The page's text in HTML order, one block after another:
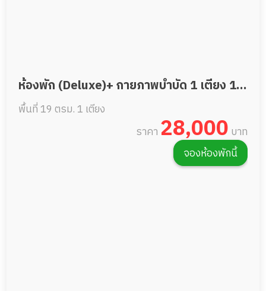
ห้องพัก (Deluxe)+ กายภาพบำบัด 1 เตียง 19
ตรม.
พื้นที่ 19 ตรม. 1 เตียง
ราคา 28,000 บาท
จองห้องพักนี้